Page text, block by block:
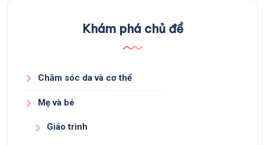
Khám phá chủ đề
Chăm sóc da và cơ thể
Mẹ và bé
Giáo trình